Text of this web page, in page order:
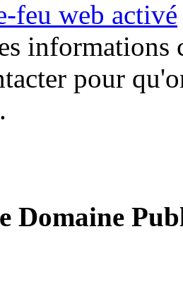
feu web activé
informations
pour
Domaine